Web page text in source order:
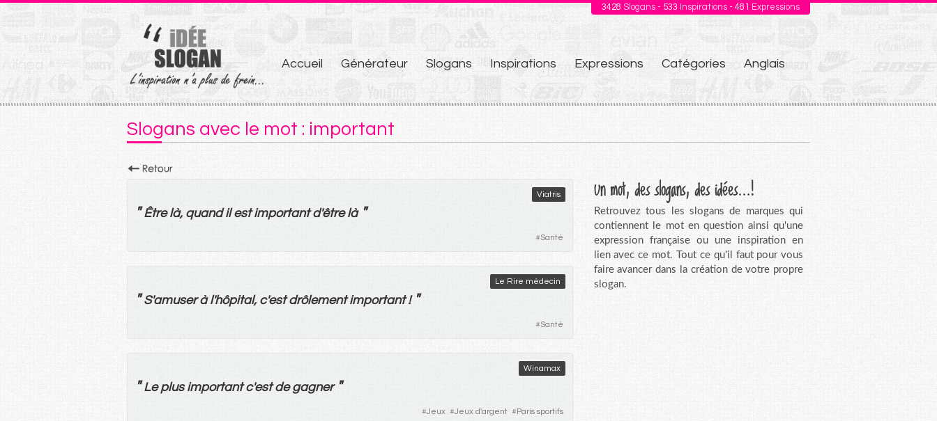
3428 Slogans - 533 Inspirations - 481 Expressions
Aller
au
contenu
Accueil Générateur Slogans Inspirations Expressions Catégories Anglais
Slogans avec le mot : important
Viatris
" Être là, quand il est importantd'être là "
#Santé
Le Rire médecin
"S'amuser àl'hôpital, c'est drôlement important! "
#Santé
Winamax
" Le plus importantc'est de gagner "
#Jeux #Jeux d'argent #Paris sportifs
Un mot, des slogans, des idées...!
Retrouvez tous les slogans de marques qui
contiennent le mot en question ainsi qu'une
expression française ou une inspiration en
lien avec ce mot. Tout ce qu'il faut pour vous
faire avancer dans la création de votre propre
slogan.